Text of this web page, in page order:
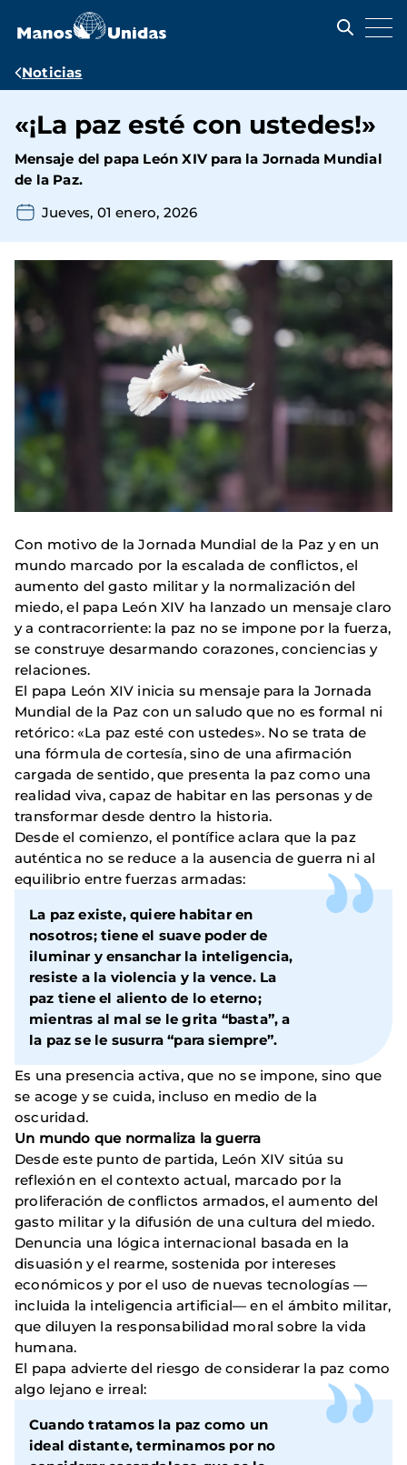
contenido
Ruta
navegación
Noticias
«¡La paz esté con ustedes!»
Mensaje del papa León XIV para la Jornada Mundial
de la Paz.
Jueves, 01 enero, 2026
Con motivo de la Jornada Mundial de la Paz y en un
mundo marcado por la escalada de conflictos, el
aumento del gasto militar y la normalización del
miedo, el papa León XIV ha lanzado un mensaje claro
y a contracorriente: la paz no se impone por la fuerza,
se construye desarmando corazones, conciencias y
relaciones.
El papa León XIV inicia su mensaje para la Jornada
Mundial de la Paz con un saludo que no es formal ni
retórico: «La paz esté con ustedes». No se trata de
una fórmula de cortesía, sino de una afirmación
cargada de sentido, que presenta la paz como una
realidad viva, capaz de habitar en las personas y de
transformar desde dentro la historia.
Desde el comienzo, el pontífice aclara que la paz
auténtica no se reduce a la ausencia de guerra ni al
equilibrio entre fuerzas armadas:
La paz existe, quiere habitar en
nosotros; tiene el suave poder de
iluminar y ensanchar la inteligencia,
resiste a la violencia y la vence. La
paz tiene el aliento de lo eterno;
mientras al mal se le grita “basta”, a
la paz se le susurra “para siempre”.
Es una presencia activa, que no se impone, sino que
se acoge y se cuida, incluso en medio de la
oscuridad.
Un mundo que normaliza la guerra
Desde este punto de partida, León XIV sitúa su
reflexión en el contexto actual, marcado por la
proliferación de conflictos armados, el aumento del
gasto militar y la difusión de una cultura del miedo.
Denuncia una lógica internacional basada en la
disuasión y el rearme, sostenida por intereses
económicos y por el uso de nuevas tecnologías —
incluida la inteligencia artificial— en el ámbito militar,
que diluyen la responsabilidad moral sobre la vida
humana.
El papa advierte del riesgo de considerar la paz como
algo lejano e irreal:
Cuando tratamos la paz como un
ideal distante, terminamos por no